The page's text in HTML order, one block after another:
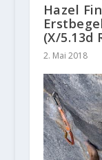
Hazel
(X/5.13d
2. Mai 2018